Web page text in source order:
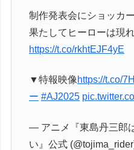
制作発表会にショッカ
果たしてヒーローは現
https://t.co/rkhtEJF4yE
▼特報映像https://t.co/
ー #AJ2025
— アニメ『東島丹三郎
い』公式